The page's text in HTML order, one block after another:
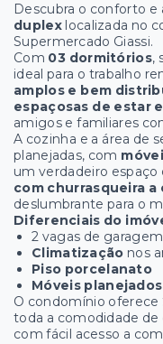
Descubra o conforto e
duplexlocalizada no
Supermercado Giassi.
Com 03 dormitórios,
ideal para o trabalho
amplos e bem
espaçosas de estar
amigos e familiares
A cozinha e a área de
planejadas, com
um verdadeiro espaço
com churrasqueira a
deslumbrante para o
Diferenciais do
2 vagas de
Climatização nos
Piso porcelanato
Móveis planejados
O condomínio oferece
toda a comodidade de
com fácil acesso a